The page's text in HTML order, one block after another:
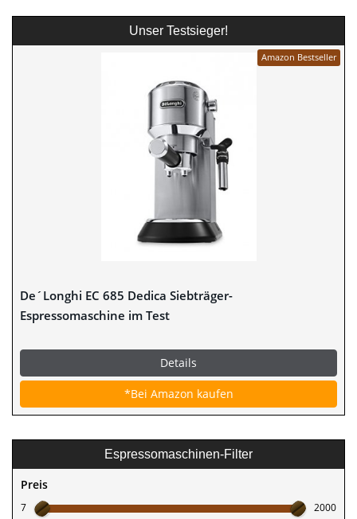
Unser Testsieger!
Amazon Bestseller
De´Longhi EC 685 Dedica Siebträger-
Espressomaschine im Test
Details
*Bei Amazon kaufen
Espressomaschinen-Filter
Preis
7 2000